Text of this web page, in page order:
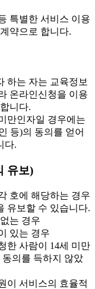
특별한 서비스 이용
약으로 합니다.
하는 자는 교육정보
온라인신청을 이용
니다.
만인자일 경우에는
등)의 동의를 얻어
다.
유보)
호에 해당하는 경우
유보할 수 있습니다.
는 경우
있는 경우
한 사람이 14세 미만
의를 득하지 않았
이 서비스의 효율적